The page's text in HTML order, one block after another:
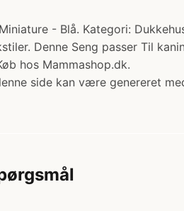
- Blå. Kategori:
Denne Seng passer Til
hos Mammashop.dk.
side kan være genereret